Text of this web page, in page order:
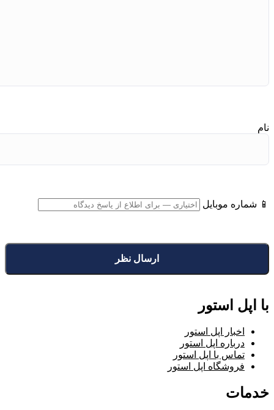
نام
📱 شماره موبایل
با اپل استور
اخبار اپل استور
درباره اپل استور
تماس با اپل استور
فروشگاه اپل استور
خدمات